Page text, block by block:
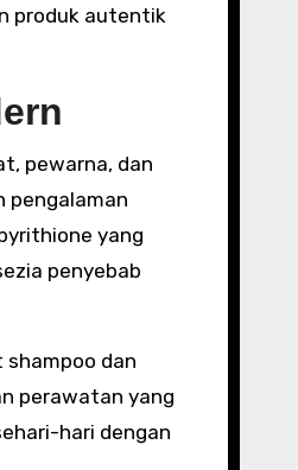
produk autentik
pewarna, dan
pengalaman
yang
penyebab
shampoo dan
perawatan yang
hari dengan